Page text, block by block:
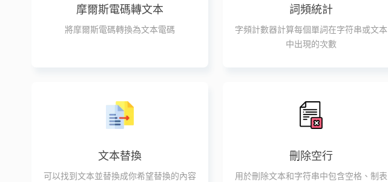
摩爾斯電碼轉文本
將摩爾斯電碼轉換為文本電碼
詞頻統計
字頻計數器計算每個單詞在字符串或文本
中出現的次數
文本替換
可以找到文本並替換成你希望替換的內容
刪除空行
用於刪除文本和字符串中包含空格、制表